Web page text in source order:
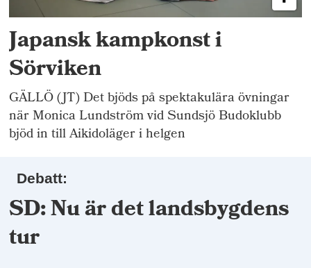
Japansk kampkonst i
Sörviken
GÄLLÖ (JT) Det bjöds på spektakulära övningar
när Monica Lundström vid Sundsjö Budoklubb
bjöd in till Aikidoläger i helgen
Debatt:
SD: Nu är det landsbygdens
tur